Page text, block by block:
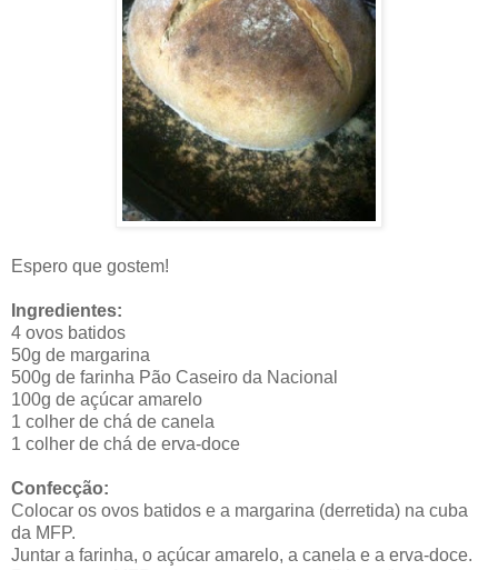
Espero que gostem!
Ingredientes:
4 ovos batidos
50g de margarina
500g de farinha Pão Caseiro da Nacional
100g de açúcar amarelo
1 colher de chá de canela
1 colher de chá de erva-doce
Confecção:
Colocar os ovos batidos e a margarina (derretida) na cuba
da MFP.
Juntar a farinha, o açúcar amarelo, a canela e a erva-doce.